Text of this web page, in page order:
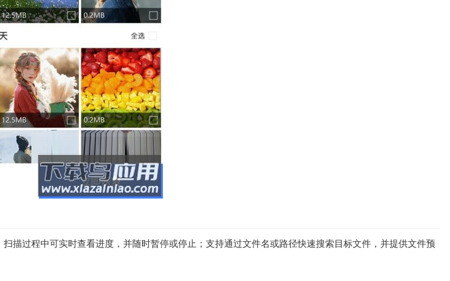
描过程中可实时查看进度，并随时暂停或停止；支持通过文件名或路径快速搜索目标文件，并提供文件预